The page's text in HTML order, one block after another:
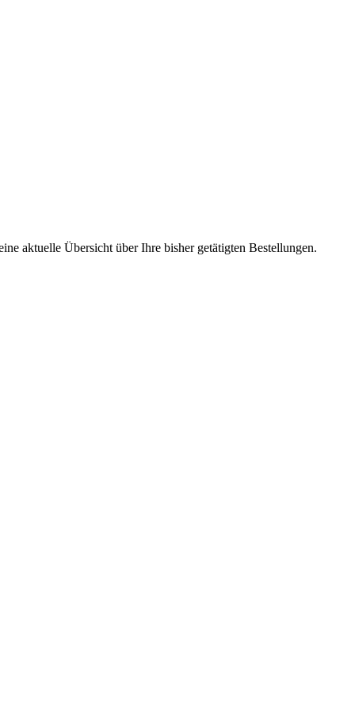
aktuelle Übersicht über Ihre bisher getätigten Bestellungen.